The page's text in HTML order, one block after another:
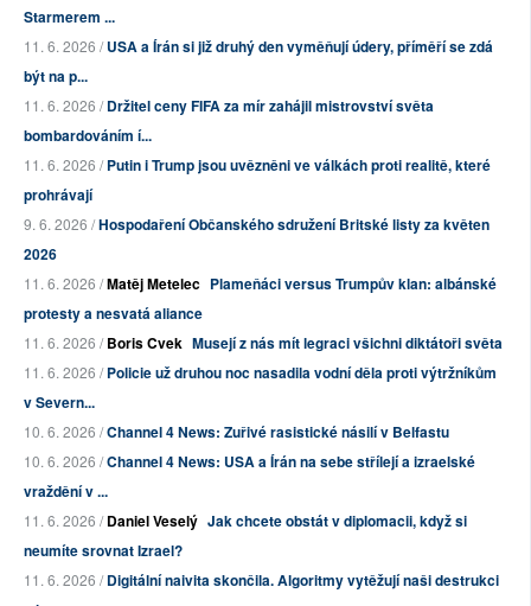
Starmerem ...
11. 6. 2026 /USA a Írán si již druhý den vyměňují údery, příměří se zdá
být na p...
11. 6. 2026 /Držitel ceny FIFA za mír zahájil mistrovství světa
bombardováním í...
11. 6. 2026 /Putin i Trump jsou uvězněni ve válkách proti realitě, které
prohrávají
9. 6. 2026 /Hospodaření Občanského sdružení Britské listy za květen
2026
11. 6. 2026 /Matěj Metelec Plameňáci versus Trumpův klan: albánské
protesty a nesvatá aliance
11. 6. 2026 /Boris Cvek Musejí z nás mít legraci všichni diktátoři světa
11. 6. 2026 /Policie už druhou noc nasadila vodní děla proti výtržníkům
v Severn...
10. 6. 2026 /Channel 4 News: Zuřivé rasistické násilí v Belfastu
10. 6. 2026 /Channel 4 News: USA a Írán na sebe střílejí a izraelské
vraždění v ...
11. 6. 2026 /Daniel Veselý Jak chcete obstát v diplomacii, když si
neumíte srovnat Izrael?
11. 6. 2026 /Digitální naivita skončila. Algoritmy vytěžují naši destrukci